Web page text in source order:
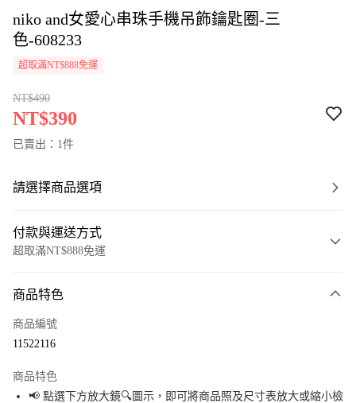
niko and女愛心串珠手機吊飾鑰匙圈-三
色-608233
超取滿NT$888免運
NT$490
NT$390
已賣出：1件
請選擇商品選項
付款與運送方式
超取滿NT$888免運
信用卡一次付款
Apple Pay
商品特色
商品編號
11522116
商品特色
📢 點選下方放大鏡🔍圖示，即可將商品照及尺寸表放大或縮小檢